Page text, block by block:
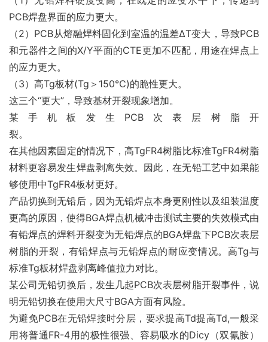
PCB焊盘界面的应力更大。
（2）PCB从熔融焊料固化到室温的温差ΔT变大，导致PCB
和元器件之间的X/Y平面的CTE更加不匹配，用途在焊点上
的应力更大。
（3）高Tg板材(Tg＞150℃)的脆性更大。
这三个“更大”，导致基材开裂现象增加。
某手机板发生PCB次表层树脂开
裂。
在其他因素固定的情况下，高TgFR4树脂比标准TgFR4树脂
材料更容易发生焊盘剥离失效。因此，在无铅工艺中如果能
够使用中TgFR4板材更好。
产品切换到无铅后，因为无铅焊点本身更刚性以及组装温度
更高的原因，使得BGA焊点机械冲击测试主要的失效模式由
有铅焊点的焊料开裂变为无铅焊点的BGA焊盘下PCB次表层
树脂的开裂，有铅焊点与无铅焊点的耐应变情况。高Tg与
标准Tg板材焊盘剥离峰值拉力对比。
某公司无铅切换后，发生几起PCB次表层树脂开裂事件，说
明无铅切换在使用大尺寸BGA方面有风险。
为避免PCB在无铅焊接时分层，要求提高Td提高Td,一般采
用将普通FR-4用的极性很强、容易吸水的Dicy（双氰胺）